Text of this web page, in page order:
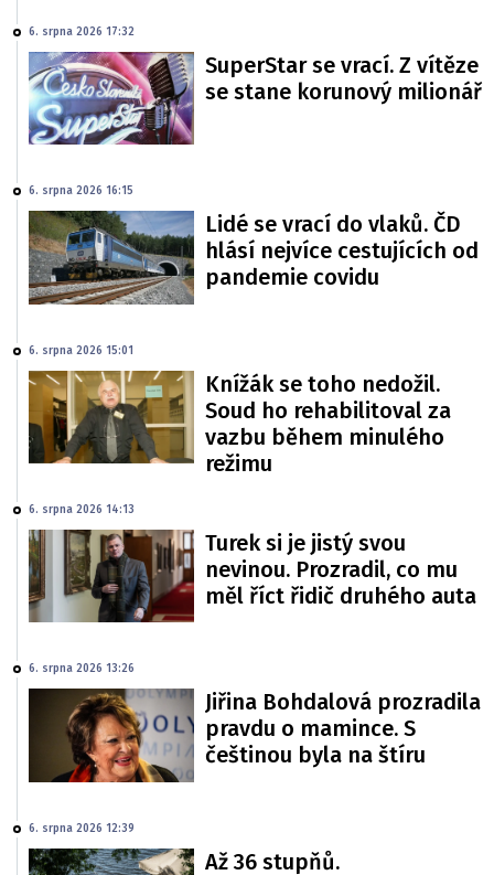
6. srpna 2026 17:32
SuperStar se vrací. Z vítěze
se stane korunový milionář
6. srpna 2026 16:15
Lidé se vrací do vlaků. ČD
hlásí nejvíce cestujících od
pandemie covidu
6. srpna 2026 15:01
Knížák se toho nedožil.
Soud ho rehabilitoval za
vazbu během minulého
režimu
6. srpna 2026 14:13
Turek si je jistý svou
nevinou. Prozradil, co mu
měl říct řidič druhého auta
6. srpna 2026 13:26
Jiřina Bohdalová prozradila
pravdu o mamince. S
češtinou byla na štíru
6. srpna 2026 12:39
Až 36 stupňů.